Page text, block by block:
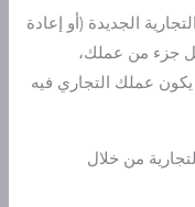
الجديدة (أو إعادة
جزء من عملك،
عملك التجاري فيه
من خلال